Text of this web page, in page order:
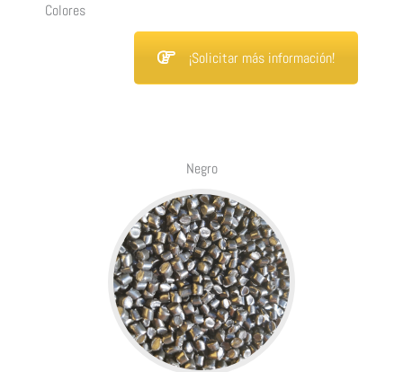
Colores
¡Solicitar más información!
Negro